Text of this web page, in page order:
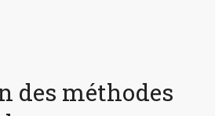
des méthodes